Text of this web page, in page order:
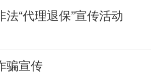
“代理退保”宣传活动
骗宣传